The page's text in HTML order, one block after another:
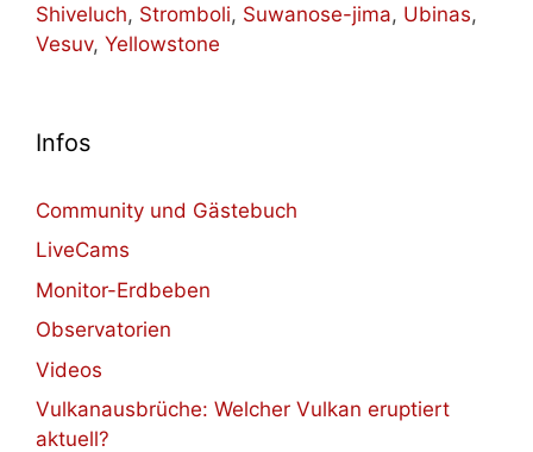
Shiveluch, Stromboli, Suwanose-jima, Ubinas,
Vesuv, Yellowstone
Infos
Community und Gästebuch
LiveCams
Monitor-Erdbeben
Observatorien
Videos
Vulkanausbrüche: Welcher Vulkan eruptiert
aktuell?